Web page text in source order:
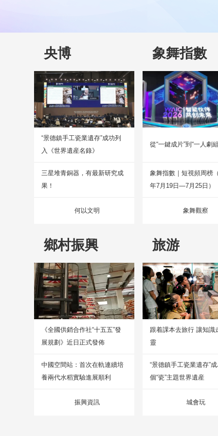
央博
“景德鎮手工瓷業遺存”成功列
入《世界遺産名錄》
三星堆青銅器，有最新研究成
果！
何以文明
象舞指數
從“一鍵成片”到“一人劇
象舞指數｜短視頻周榜
年7月19日—7月25日）
象舞觀察
鄉村振興
《全國供銷合作社“十五五”發
展規劃》近日正式發佈
中國空間站：首次在軌連續培
養兩代水稻實驗進展順利
振興資訊
旅游
跟着課本去旅行 讓知識
靈
“景德鎮手工瓷業遺存”
個“瓷”主題世界遺産
城會玩